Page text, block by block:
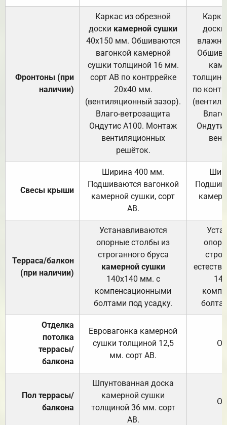
Фронтоны (при
наличии)
Каркас из обрезной
доски камерной сушки
40х150 мм. Обшиваются
вагонкой камерной
сушки толщиной 16 мм.
сорт АВ по контррейке
20х40 мм.
(вентиляционный зазор).
Влаго-ветрозащита
Ондутис А100. Монтаж
вентиляционных
решёток.
доски
по
Свесы крыши
Ширина 400 мм.
Подшиваются вагонкой
камерной сушки, сорт
АВ.
Терраса/балкон
(при наличии)
Устанавливаются
опорные столбы из
строганного бруса
камерной сушки
140х140 мм. с
компенсационными
болтами под усадку.
Отделка
потолка
террасы/
балкона
Евровагонка камерной
сушки толщиной 12,5
мм. сорт АВ.
Пол террасы/
балкона
Шпунтованная доска
камерной сушки
толщиной 36 мм. сорт
АВ.